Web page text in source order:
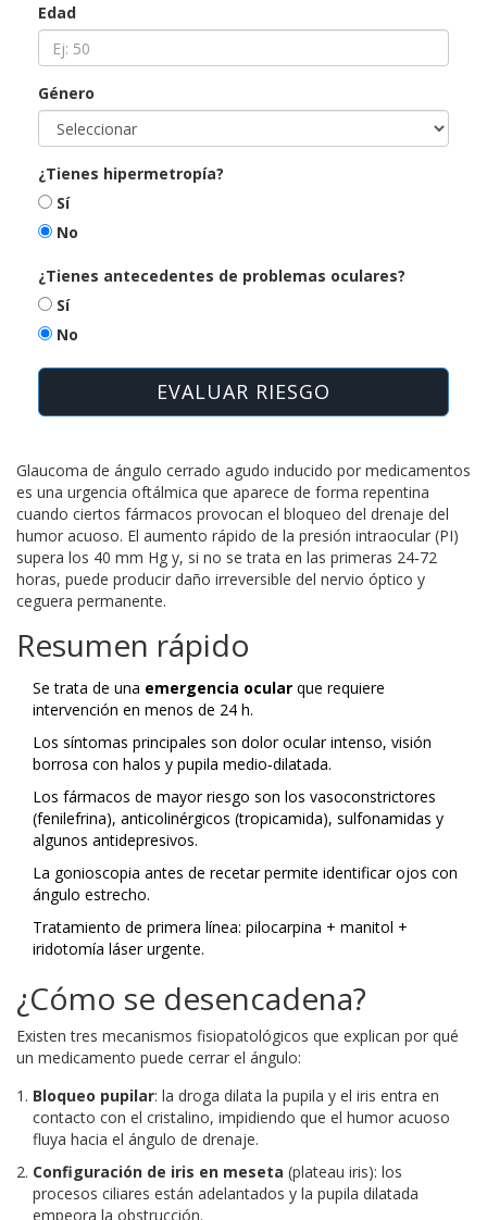
Edad
Género
¿Tienes hipermetropía?
Sí
No
¿Tienes antecedentes de problemas oculares?
Sí
No
EVALUAR RIESGO
Glaucoma de ángulo cerrado agudo inducido por medicamentos
es una urgencia oftálmica que aparece de forma repentina
cuando ciertos fármacos provocan el bloqueo del drenaje del
humor acuoso. El aumento rápido de la presión intraocular (PI)
supera los 40 mm Hg y, si no se trata en las primeras 24‑72
horas, puede producir daño irreversible del nervio óptico y
ceguera permanente.
Resumen rápido
Se trata de una emergencia ocular que requiere
intervención en menos de 24 h.
Los síntomas principales son dolor ocular intenso, visión
borrosa con halos y pupila medio‑dilatada.
Los fármacos de mayor riesgo son los vasoconstrictores
(fenilefrina), anticolinérgicos (tropicamida), sulfonamidas y
algunos antidepresivos.
La gonioscopia antes de recetar permite identificar ojos con
ángulo estrecho.
Tratamiento de primera línea: pilocarpina + manitol +
iridotomía láser urgente.
¿Cómo se desencadena?
Existen tres mecanismos fisiopatológicos que explican por qué
un medicamento puede cerrar el ángulo:
Bloqueo pupilar: la droga dilata la pupila y el iris entra en
contacto con el cristalino, impidiendo que el humor acuoso
fluya hacia el ángulo de drenaje.
Configuración de iris en meseta (plateau iris): los
procesos ciliares están adelantados y la pupila dilatada
empeora la obstrucción.